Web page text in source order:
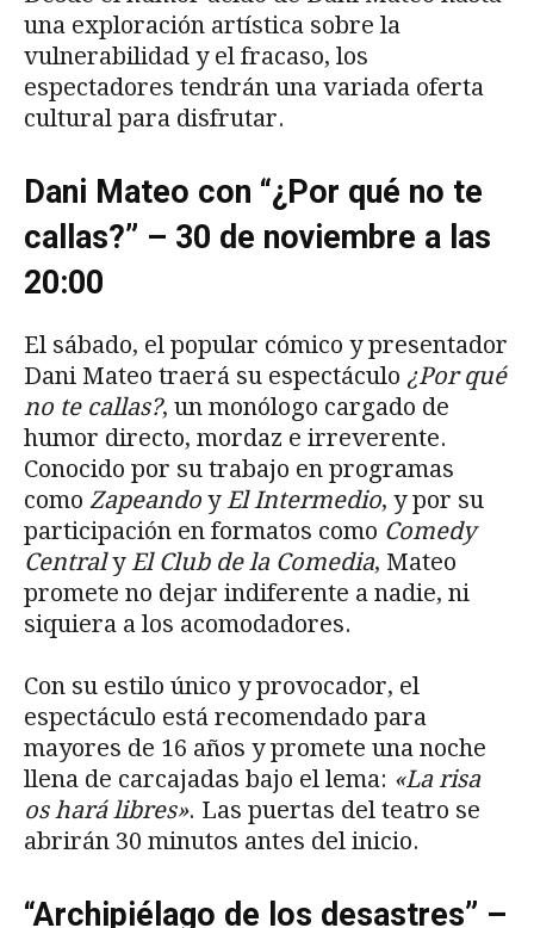
una exploración artística sobre la
vulnerabilidad y el fracaso, los
espectadores tendrán una variada oferta
cultural para disfrutar.
Dani Mateo con “¿Por qué no te
callas?” – 30 de noviembre a las
20:00
El sábado, el popular cómico y presentador
Dani Mateo traerá su espectáculo ¿Por qué
no te callas?, un monólogo cargado de
humor directo, mordaz e irreverente.
Conocido por su trabajo en programas
como Zapeando yEl Intermedio, y por su
participación en formatos como Comedy
CentralyEl Club de la Comedia, Mateo
promete no dejar indiferente a nadie, ni
siquiera a los acomodadores.
Con su estilo único y provocador, el
espectáculo está recomendado para
mayores de 16 años y promete una noche
llena de carcajadas bajo el lema: «La risa
os hará libres». Las puertas del teatro se
abrirán 30 minutos antes del inicio.
“Archipiélago de los desastres” –